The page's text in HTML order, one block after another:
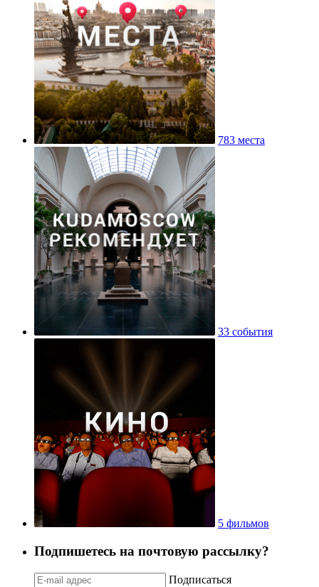
783 места
33 события
5 фильмов
Подпишетесь на почтовую рассылку?
Подписаться